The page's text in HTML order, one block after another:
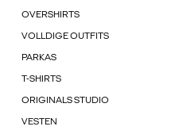
OVERSHIRTS
VOLLDIGE OUTFITS
PARKAS
T-SHIRTS
ORIGINALS STUDIO
VESTEN